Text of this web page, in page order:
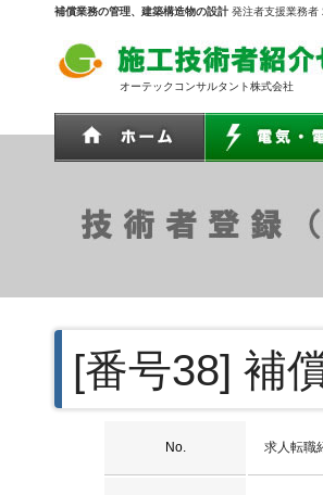
補償業務の管理、建築構造物の設計 発注者支援業務者
オーテックコンサルタント株式会社
[番号38] 補
No. 求人転